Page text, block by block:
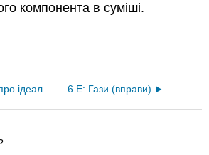
компонента в суміші.
6.6: Закон про ідеальний газ та деякі програми 6.E: Гази (вправи)